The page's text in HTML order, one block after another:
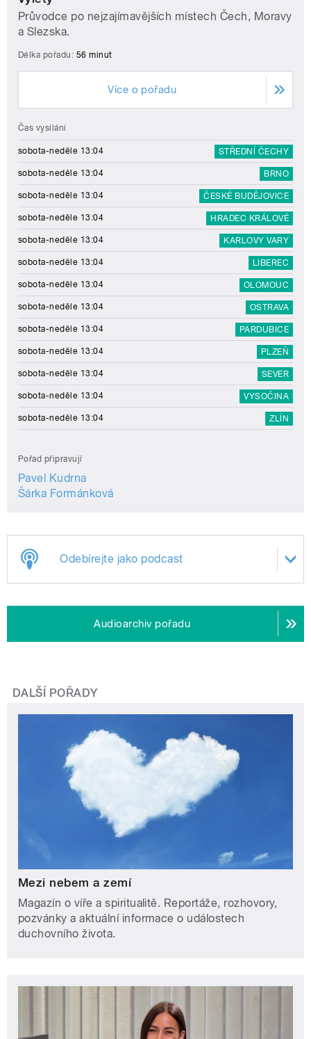
Průvodce po nejzajímavějších místech Čech, Moravy
a Slezska.
Délka pořadu: 56 minut
Více o pořadu
Čas vysílání
sobota-neděle 13:04 STŘEDNÍ ČECHY
sobota-neděle 13:04 BRNO
sobota-neděle 13:04 ČESKÉ BUDĚJOVICE
sobota-neděle 13:04 HRADEC KRÁLOVÉ
sobota-neděle 13:04 KARLOVY VARY
sobota-neděle 13:04 LIBEREC
sobota-neděle 13:04 OLOMOUC
sobota-neděle 13:04 OSTRAVA
sobota-neděle 13:04 PARDUBICE
sobota-neděle 13:04 PLZEŇ
sobota-neděle 13:04 SEVER
sobota-neděle 13:04 VYSOČINA
sobota-neděle 13:04 ZLÍN
Pořad připravují
Pavel Kudrna
Šárka Formánková
Odebírejte jako podcast
Audioarchiv pořadu
DALŠÍ POŘADY
Mezi nebem a zemí
Magazín o víře a spiritualitě. Reportáže, rozhovory,
pozvánky a aktuální informace o událostech
duchovního života.